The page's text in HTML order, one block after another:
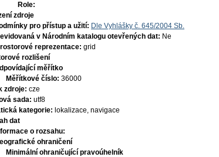
Role:
zdroje
pro přístup a užití: Dle Vyhlášky č. 645/2004 Sb.
v Národním katalogu otevřených dat: Ne
reprezentace: grid
rozlišení
měřítko
Měřítkové číslo: 36000
zdroje: cze
sada: utf8
kategorie: lokalizace, navigace
dat
o rozsahu:
ohraničení
Minimální ohraničující pravoúhelník